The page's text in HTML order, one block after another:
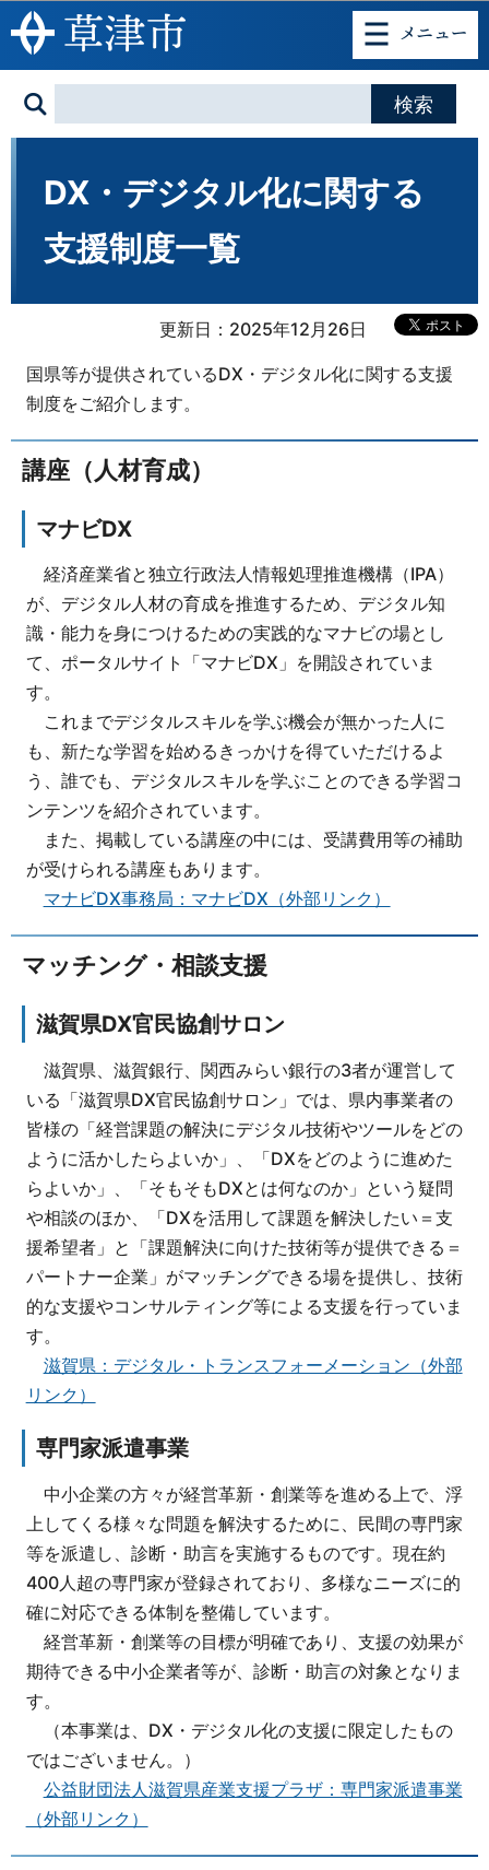
このページの本文へ移動
DX・デジタル化に関する
支援制度一覧
更新日：2025年12月26日
国県等が提供されているDX・デジタル化に関する支援
制度をご紹介します。
講座（人材育成）
マナビDX
経済産業省と独立行政法人情報処理推進機構（IPA）
が、デジタル人材の育成を推進するため、デジタル知
識・能力を身につけるための実践的なマナビの場とし
て、ポータルサイト「マナビDX」を開設されていま
す。
これまでデジタルスキルを学ぶ機会が無かった人に
も、新たな学習を始めるきっかけを得ていただけるよ
う、誰でも、デジタルスキルを学ぶことのできる学習コ
ンテンツを紹介されています。
また、掲載している講座の中には、受講費用等の補助
が受けられる講座もあります。
マナビDX事務局：マナビDX（外部リンク）
マッチング・相談支援
滋賀県DX官民協創サロン
滋賀県、滋賀銀行、関西みらい銀行の3者が運営して
いる「滋賀県DX官民協創サロン」では、県内事業者の
皆様の「経営課題の解決にデジタル技術やツールをどの
ように活かしたらよいか」、「DXをどのように進めた
らよいか」、「そもそもDXとは何なのか」という疑問
や相談のほか、「DXを活用して課題を解決したい＝支
援希望者」と「課題解決に向けた技術等が提供できる＝
パートナー企業」がマッチングできる場を提供し、技術
的な支援やコンサルティング等による支援を行っていま
す。
滋賀県：デジタル・トランスフォーメーション（外部
リンク）
専門家派遣事業
中小企業の方々が経営革新・創業等を進める上で、浮
上してくる様々な問題を解決するために、民間の専門家
等を派遣し、診断・助言を実施するものです。現在約
400人超の専門家が登録されており、多様なニーズに的
確に対応できる体制を整備しています。
経営革新・創業等の目標が明確であり、支援の効果が
期待できる中小企業者等が、診断・助言の対象となりま
す。
（本事業は、DX・デジタル化の支援に限定したもの
ではございません。）
公益財団法人滋賀県産業支援プラザ：専門家派遣事業
（外部リンク）